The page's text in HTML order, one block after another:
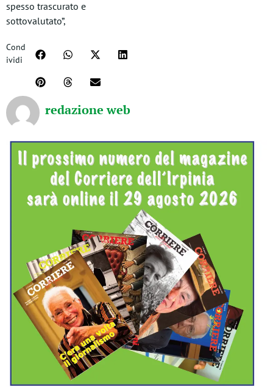
spesso trascurato e
sottovalutato”,
Cond
ividi
redazione web